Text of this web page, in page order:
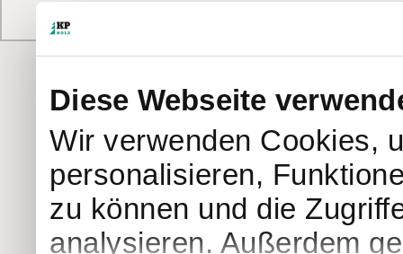
Diese Webseite
Wir verwenden Cookies,
personalisieren,
zu können und die
analysieren. Außerdem